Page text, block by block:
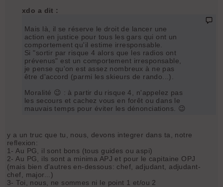
xdo a dit :
Mais là, il se réserve le droit de lancer une
action en justice pour tous les gars qui ont un
comportement qu'il estime irresponsable.
Si "sortir par risque 4 alors que les radios ont
prévenus" est un comportement irresponsable,
je pense qu'on est assez nombreux à ne pas
être d'accord (parmi les skieurs de rando...).
Moralité 😉 : à partir du risque 4, n'appelez pas
les secours et cachez vous en forêt ou dans le
mauvais temps pour éviter les dénonciations. 😉
y a un truc que tu, nous, devons integrer dans ta, notre
reflexion:
1- Au PG, il sont bons (tous guides ou aspi)
2- Au PG, ils sont a minima APJ et pour le capitaine OPJ
(mais bien d'autres en-dessous: chef, adjudant, adjudant-
chef, major...)
3- Toi, nous, ne sommes ni le point 1 et/ou 2